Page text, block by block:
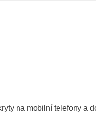
na mobilní telefony a